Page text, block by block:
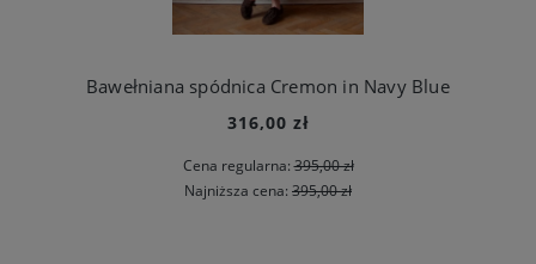
Bawełniana spódnica Cremon in Navy Blue
316,00 zł
Cena regularna:395,00 zł
Najniższa cena: 395,00 zł